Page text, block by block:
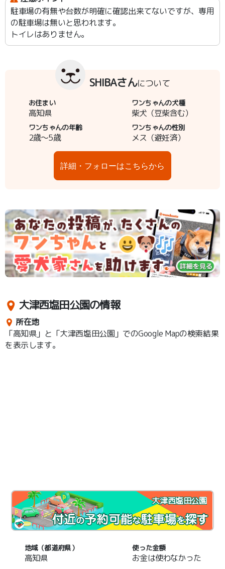
駐車場の有無や台数が明確に確認出来てないですが、専用
の駐車場は無いと思われます。
トイレはありません。
SHIBAさんについて
お住まい
高知県
ワンちゃんの犬種
柴犬（豆柴含む）
ワンちゃんの年齢
2歳～5歳
ワンちゃんの性別
メス（避妊済）
詳細・フォローはこちらから
大津西塩田公園の情報
所在地
「高知県」と「大津西塩田公園」でのGoogle Mapの検索結果
を表示します。
大津西塩田公園
地域（都道府県）
高知県
使った金額
お金は使わなかった